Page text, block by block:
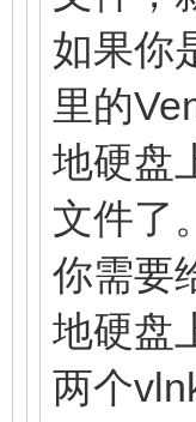
如果你
里的
地硬盘
文件了。
你需要
地硬盘
两个